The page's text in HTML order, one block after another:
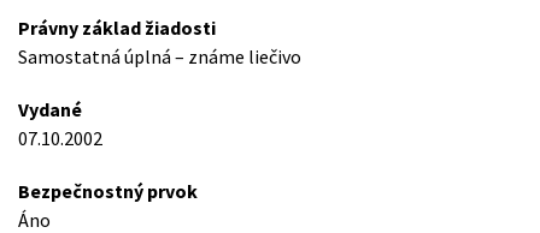
Právny základ žiadosti
Samostatná úplná – známe liečivo
Vydané
07.10.2002
Bezpečnostný prvok
Áno